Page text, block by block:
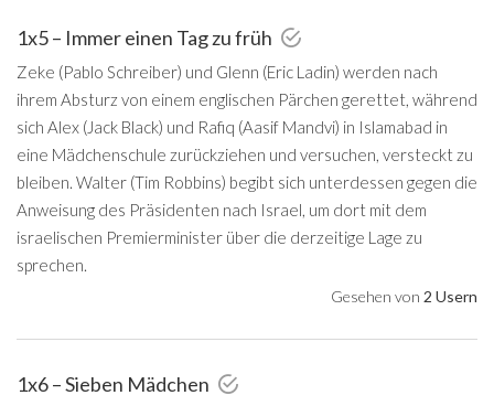
1x5 – Immer einen Tag zu früh
Zeke (Pablo Schreiber) und Glenn (Eric Ladin) werden nach
ihrem Absturz von einem englischen Pärchen gerettet, während
sich Alex (Jack Black) und Rafiq (Aasif Mandvi) in Islamabad in
eine Mädchenschule zurückziehen und versuchen, versteckt zu
bleiben. Walter (Tim Robbins) begibt sich unterdessen gegen die
Anweisung des Präsidenten nach Israel, um dort mit dem
israelischen Premierminister über die derzeitige Lage zu
sprechen.
Gesehen von 2 Usern
1x6 – Sieben Mädchen